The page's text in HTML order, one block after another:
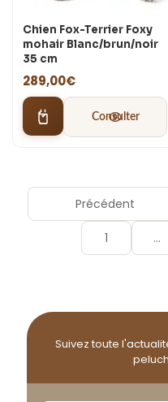
Chien Fox-Terrier Foxy
mohair Blanc/brun/noir
35 cm
289,00€
Consulter
Précédent
1 …
Suivez toute